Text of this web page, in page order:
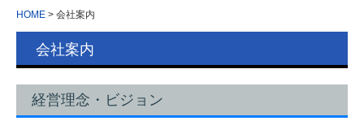
マジックヒートシンク
マジックヒートシンクとは
ピッチと特性
HOME 会社案内
会社案内
経営理念・ビジョン